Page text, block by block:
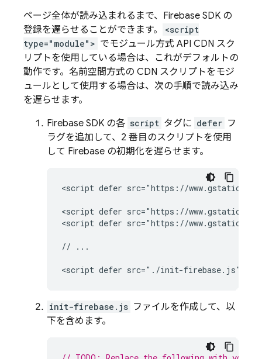
ページ全体が読み込まれるまで、Firebase SDK の
登録を遅らせることができます。
<script
type="module"> でモジュール方式 API CDN スク
リプトを使用している場合は、これがデフォルトの
動作です。名前空間方式の CDN スクリプトをモジ
ュールとして使用する場合は、次の手順で読み込み
を遅らせます。
Firebase SDK の各 script タグに defer フ
ラグを追加して、2 番目のスクリプトを使用
して Firebase の初期化を遅らせます。
<script defer src="https://
<script defer src="https://
<script defer src="https://
// ...
init-firebase.js ファイルを作成して、以
下を含めます。